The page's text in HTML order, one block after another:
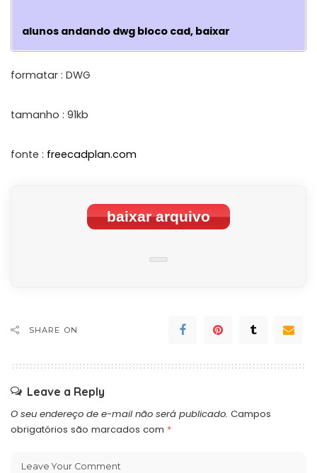
alunos andando dwg bloco cad, baixar
formatar : DWG
tamanho : 91kb
fonte : freecadplan.com
baixar arquivo
SHARE ON
Leave a Reply
O seu endereço de e-mail não será publicado. Campos
obrigatórios são marcados com *